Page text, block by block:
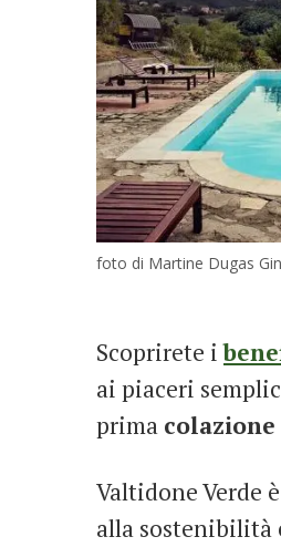
foto di Martine Dugas
Scoprirete i
ai piaceri
prima colazione
Valtidone Verde
alla sostenibilità